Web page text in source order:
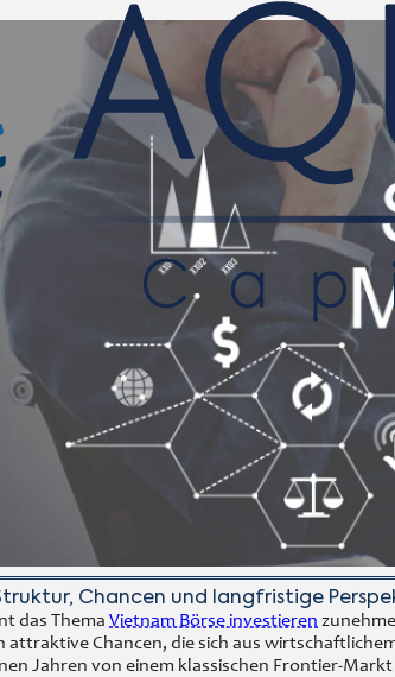
Chancen und langfristige
das Thema Vietnam Börse investieren
Chancen, die sich aus
Jahren von einem klassischen Frontier-